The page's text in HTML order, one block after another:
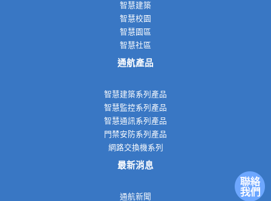
智慧建築
智慧校園
智慧園區
智慧社區
通航產品
智慧建築系列產品
智慧監控系列產品
智慧通訊系列產品
門禁安防系列產品
網路交換機系列
最新消息
通航新聞